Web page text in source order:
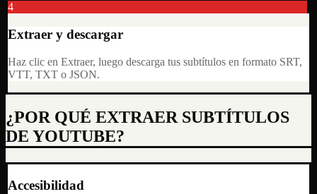
4
Extraer y descargar
Haz clic en Extraer, luego descarga tus subtítulos en formato SRT,
VTT, TXT o JSON.
¿POR QUÉ EXTRAER SUBTÍTULOS
DE YOUTUBE?
Accesibilidad